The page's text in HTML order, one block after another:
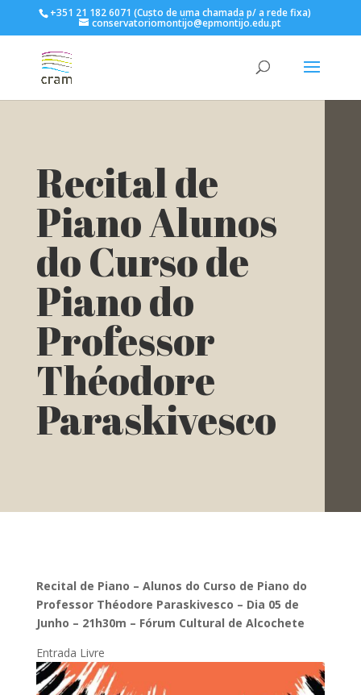
+351 21 182 6071 (Custo de uma chamada p/ a rede fixa)
conservatoriomontijo@epmontijo.edu.pt
Recital de
Piano Alunos
do Curso de
Piano do
Professor
Théodore
Paraskivesco
Recital de Piano – Alunos do Curso de Piano do
Professor Théodore Paraskivesco – Dia 05 de
Junho – 21h30m – Fórum Cultural de Alcochete
Entrada Livre